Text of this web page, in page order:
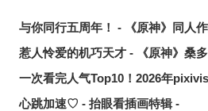
与你同行五周年！ - 《原神》同人
惹人怜爱的机巧天才 - 《原神》桑
一次看完人气Top10！2026年
心跳加速♡ - 抬眼看插画特辑 -